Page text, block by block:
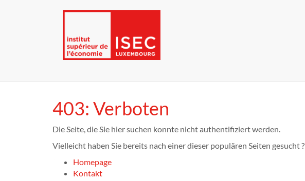
403: Verboten
Die Seite, die Sie hier suchen konnte nicht authentifiziert werden.
Vielleicht haben Sie bereits nach einer dieser populären Seiten gesucht ?
Homepage
Kontakt